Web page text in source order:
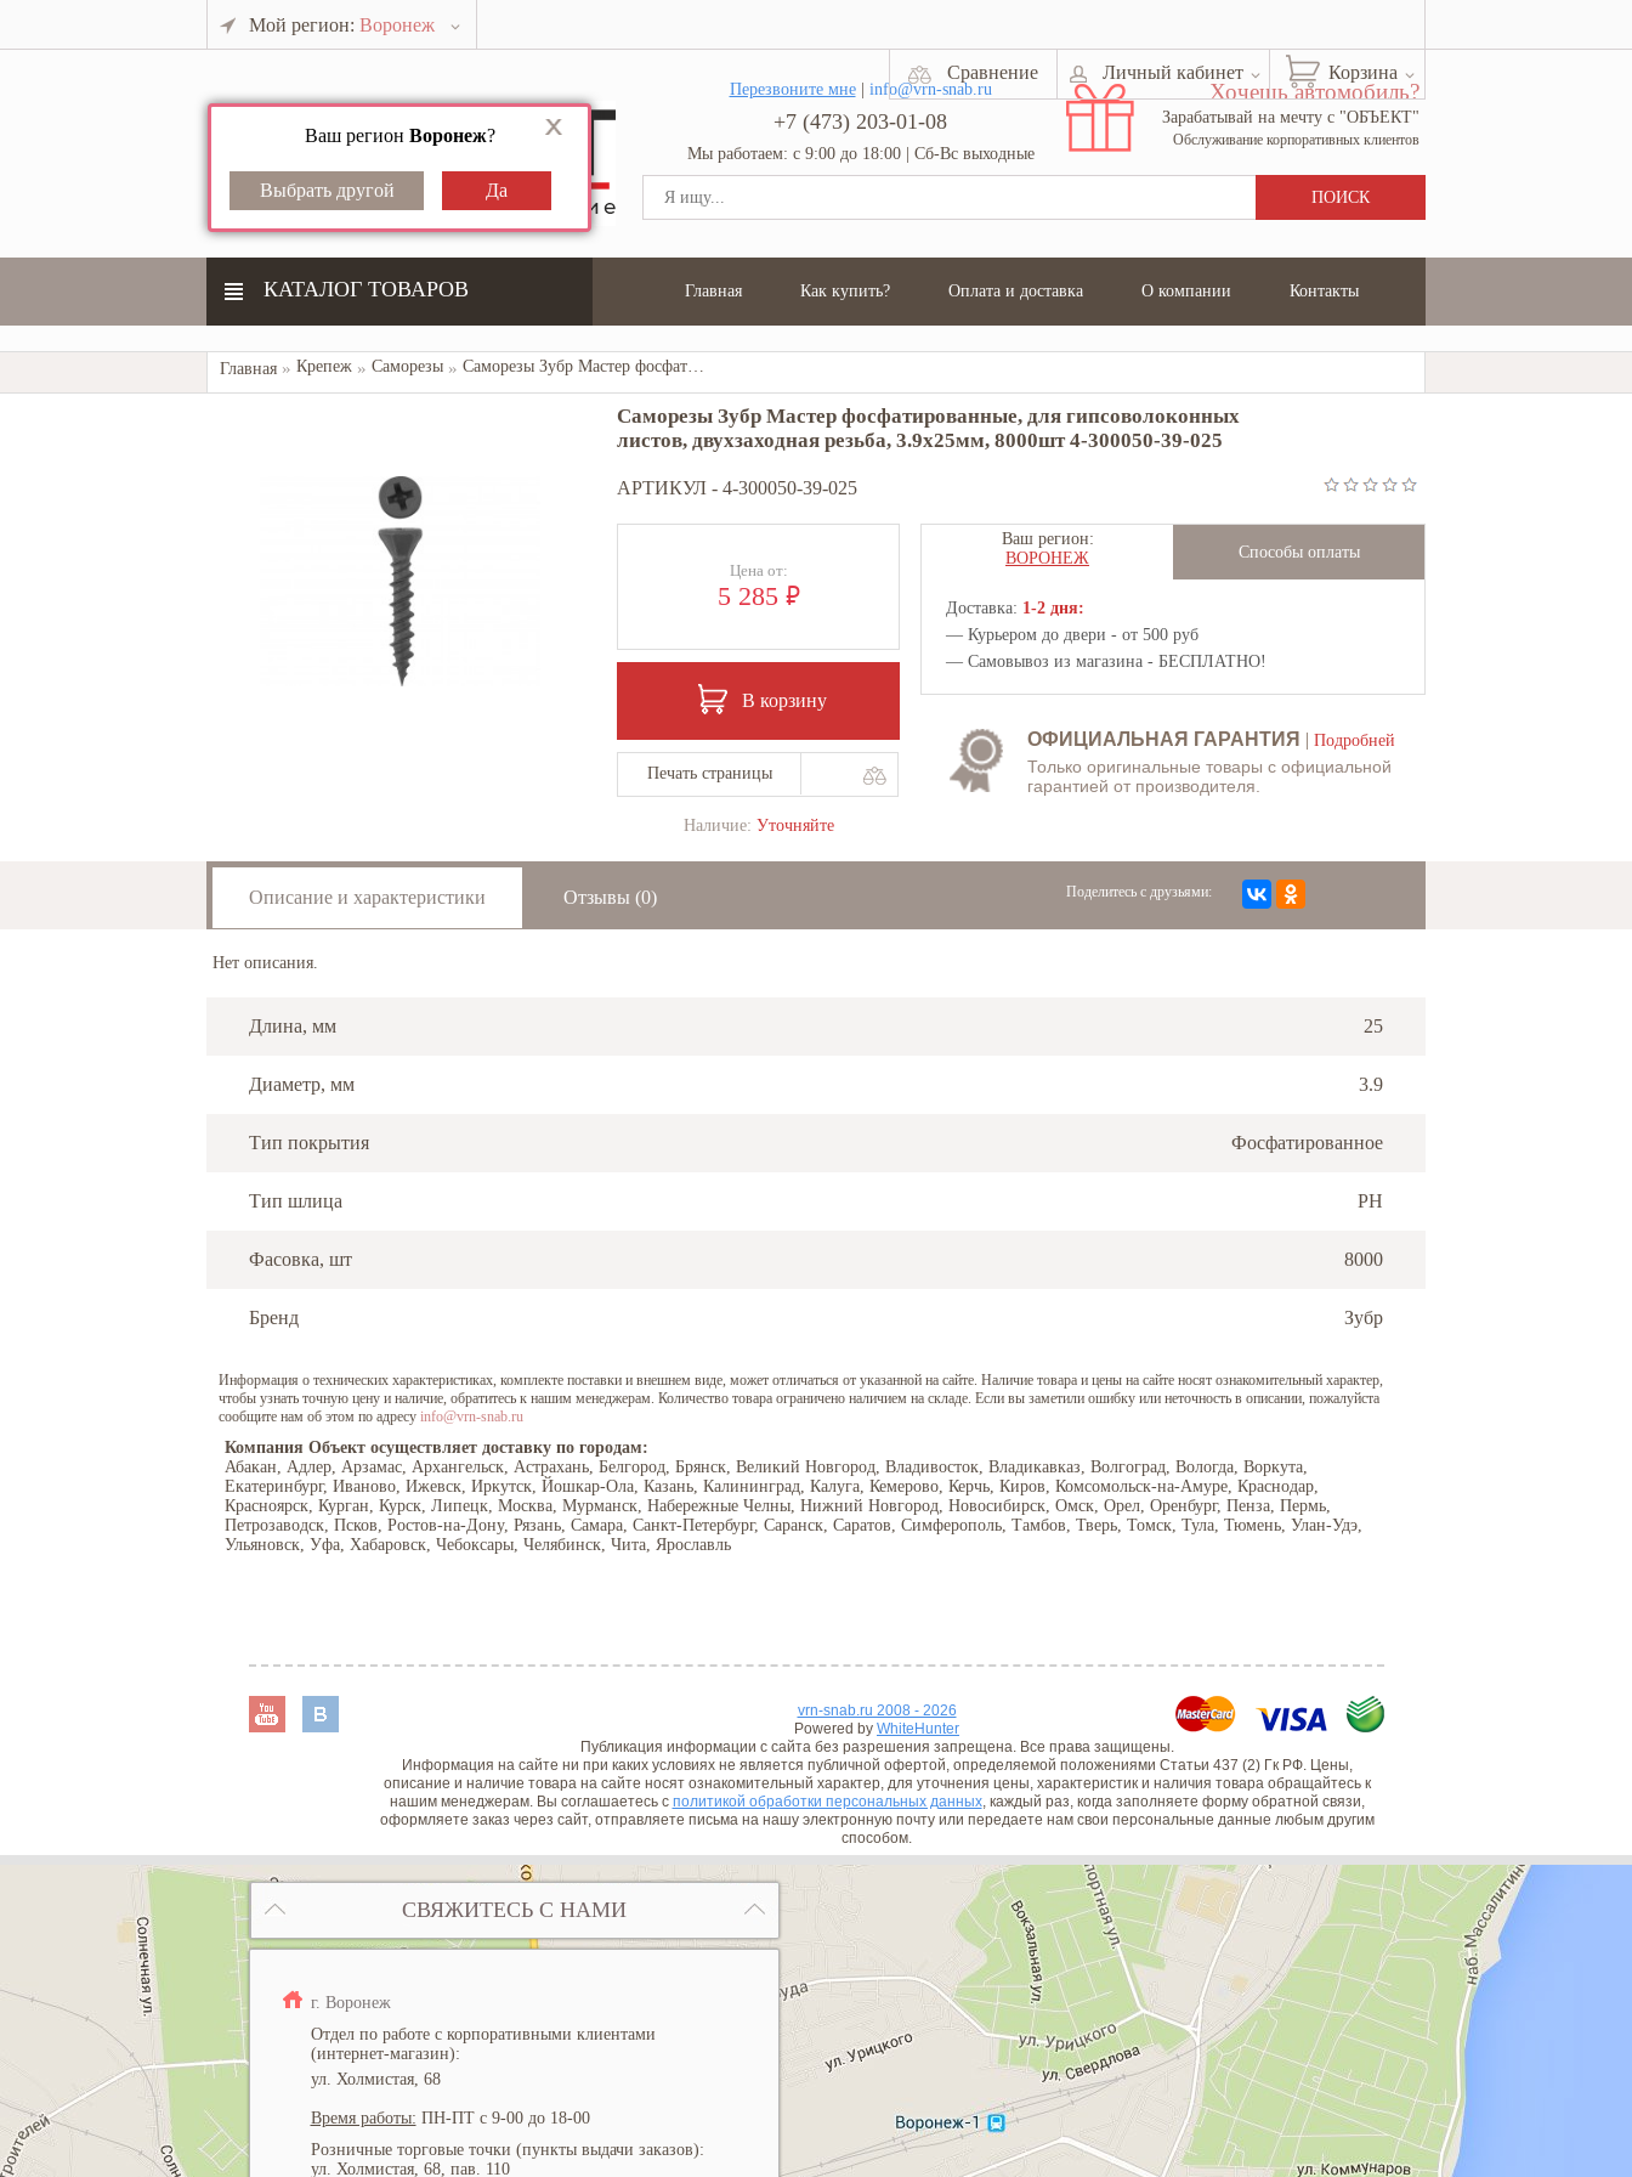
Мой регион: Воронеж
Ваш регион Воронеж?
Корзина
Личный кабинет
Сравнение
Перезвоните мне| info@vrn-snab.ru
+7 (473) 203-01-08
Мы работаем: с 9:00 до 18:00 | Сб-Вс выходные
Хочешь автомобиль?
Зарабатывай на мечту с "ОБЪЕКТ"
Обслуживание корпоративных клиентов
КАТАЛОГ ТОВАРОВ Главная Как купить? Оплата и доставка О компании Контакты
Главная Крепеж Саморезы Саморезы Зубр Мастер фосфатированные, для гипсоволоконных листов, двухзаходная резьба, 3.9x25мм, 8000шт 4-300050-39-025
Саморезы Зубр Мастер фосфатированные, для гипсоволоконных
листов, двухзаходная резьба, 3.9x25мм, 8000шт 4-300050-39-025
АРТИКУЛ - 4-300050-39-025
Цена от:
5 285 ₽
В корзину
Печать страницы
Наличие: Уточняйте
Ваш регион:
ВОРОНЕЖ
Способы оплаты
Доставка: 1-2 дня:
— Курьером до двери - от 500 руб
— Самовывоз из магазина - БЕСПЛАТНО!
ОФИЦИАЛЬНАЯ ГАРАНТИЯ | Подробней
Только оригинальные товары с официальной
гарантией от производителя.
Описание и характеристики Отзывы (0) Поделитесь с друзьями:
Нет описания.
Длина, мм 25
Диаметр, мм 3.9
Тип покрытия Фосфатированное
Тип шлица PH
Фасовка, шт 8000
Бренд Зубр
Информация о технических характеристиках, комплекте поставки и внешнем виде, может отличаться от указанной на сайте. Наличие товара и цены на сайте носят ознакомительный характер,
чтобы узнать точную цену и наличие, обратитесь к нашим менеджерам. Количество товара ограничено наличием на складе. Если вы заметили ошибку или неточность в описании, пожалуйста
сообщите нам об этом по адресу info@vrn-snab.ru
Компания Объект осуществляет доставку по городам:
Абакан, Адлер, Арзамас, Архангельск, Астрахань, Белгород, Брянск, Великий Новгород, Владивосток, Владикавказ, Волгоград, Вологда, Воркута,
Екатеринбург, Иваново, Ижевск, Иркутск, Йошкар-Ола, Казань, Калининград, Калуга, Кемерово, Керчь, Киров, Комсомольск-на-Амуре, Краснодар,
Красноярск, Курган, Курск, Липецк, Москва, Мурманск, Набережные Челны, Нижний Новгород, Новосибирск, Омск, Орел, Оренбург, Пенза, Пермь,
Петрозаводск, Псков, Ростов-на-Дону, Рязань, Самара, Санкт-Петербург, Саранск, Саратов, Симферополь, Тамбов, Тверь, Томск, Тула, Тюмень, Улан-Удэ,
Ульяновск, Уфа, Хабаровск, Чебоксары, Челябинск, Чита, Ярославль
vrn-snab.ru 2008 - 2026
Powered by WhiteHunter
Публикация информации с сайта без разрешения запрещена. Все права защищены.
Информация на сайте ни при каких условиях не является публичной офертой, определяемой положениями Статьи 437 (2) Гк РФ. Цены,
описание и наличие товара на сайте носят ознакомительный характер, для уточнения цены, характеристик и наличия товара обращайтесь к
нашим менеджерам. Вы соглашаетесь с политикой обработки персональных данных, каждый раз, когда заполняете форму обратной связи,
оформляете заказ через сайт, отправляете письма на нашу электронную почту или передаете нам свои персональные данные любым другим
способом.
СВЯЖИТЕСЬ С НАМИ
г. Воронеж
Отдел по работе с корпоративными клиентами
(интернет-магазин):
ул. Холмистая, 68
Время работы: ПН-ПТ с 9-00 до 18-00
Розничные торговые точки (пункты выдачи заказов):
ул. Холмистая, 68, пав. 110